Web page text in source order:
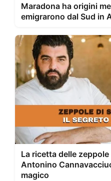
Maradona ha origini
emigrarono dal Sud in
La ricetta delle
Antonino
magico